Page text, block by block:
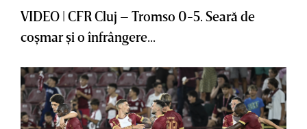
VIDEO | CFR Cluj – Tromso 0-5. Seară de
coşmar şi o înfrângere...